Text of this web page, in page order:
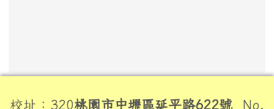
校址：320桃園市中壢區延平路622號 No.